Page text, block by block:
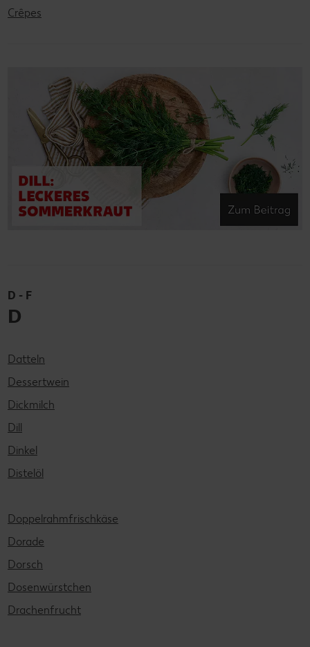
Crêpes
D - F
D
Datteln
Dessertwein
Dickmilch
Dill
Dinkel
Distelöl
Doppelrahmfrischkäse
Dorade
Dorsch
Dosenwürstchen
Drachenfrucht